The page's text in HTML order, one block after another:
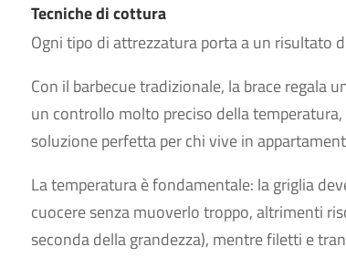
Tecniche di cottura
Ogni tipo di attrezzatura porta a un risultato
Con il barbecue tradizionale, la brace regala
un controllo molto preciso della
soluzione perfetta per chi vive in
La temperatura è fondamentale: la griglia
cuocere senza muoverlo troppo, altrimenti
seconda della grandezza), mentre filetti e